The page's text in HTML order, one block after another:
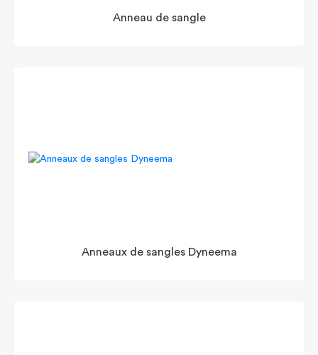
Anneau de sangle
Anneaux de sangles Dyneema